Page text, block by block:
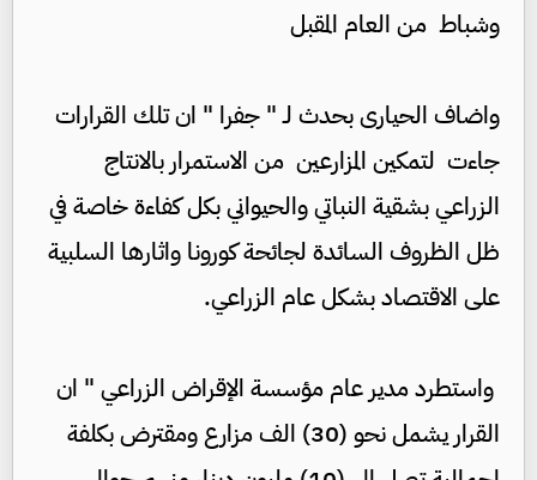
وشباط من العام المقبل
واضاف الحيارى بحدث لـ " جفرا " ان تلك القرارات
جاءت لتمكين المزارعين من الاستمرار بالانتاج
الزراعي بشقية النباتي والحيواني بكل كفاءة خاصة في
ظل الظروف السائدة لجائحة كورونا واثارها السلبية
على الاقتصاد بشكل عام الزراعي.
واستطرد مدير عام مؤسسة الإقراض الزراعي " ان
القرار يشمل نحو (30) الف مزارع ومقترض بكلفة